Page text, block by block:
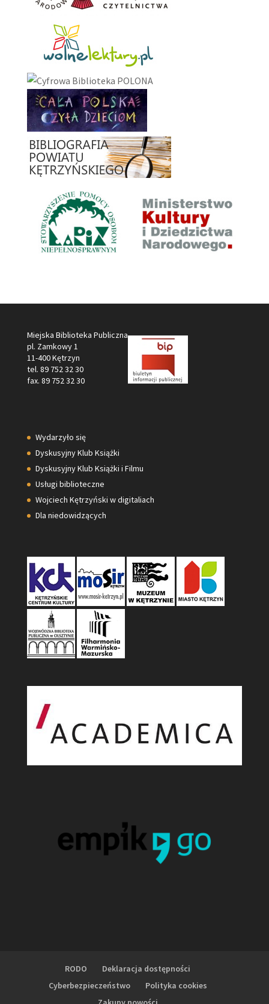
Miejska Biblioteka Publiczna
pl. Zamkowy 1
11-400 Kętrzyn
tel. 89 752 32 30
fax. 89 752 32 30
Wydarzyło się
Dyskusyjny Klub Książki
Dyskusyjny Klub Książki i Filmu
Usługi biblioteczne
Wojciech Kętrzyński w digitaliach
Dla niedowidzących
RODO
Deklaracja dostępności
Cyberbezpieczeństwo
Polityka cookies